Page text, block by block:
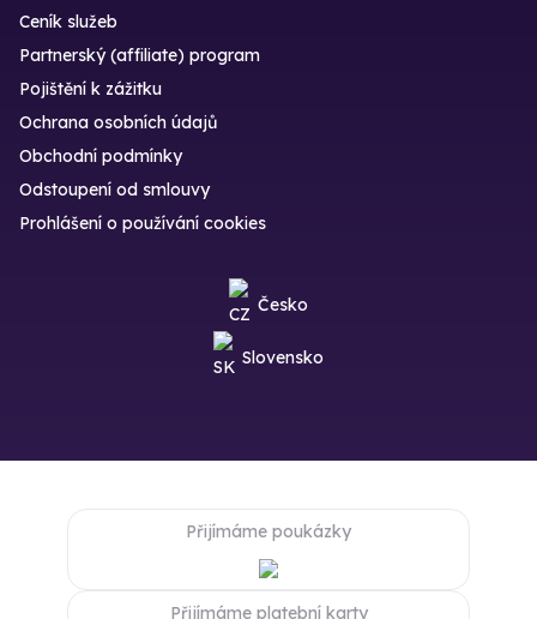
Ceník služeb
Partnerský (affiliate) program
Pojištění k zážitku
Ochrana osobních údajů
Obchodní podmínky
Odstoupení od smlouvy
Prohlášení o používání cookies
Česko
Slovensko
Přijímáme poukázky
Přijímáme platební karty